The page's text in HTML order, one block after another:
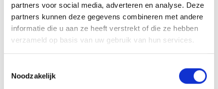
partners voor social media, adverteren en analyse. Deze
partners kunnen deze gegevens combineren met andere
informatie die u aan ze heeft verstrekt of die ze hebben
verzameld op basis van uw gebruik van hun services.
Noodzakelijk
Personen
€ p.p. (vanaf)
30-34 € 72,00
35-39 € 66,75
40-44